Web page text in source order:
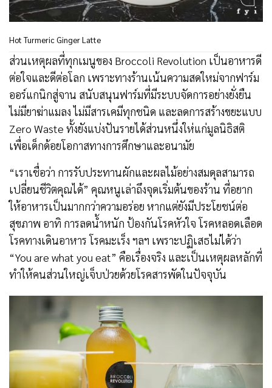
Hot Turmeric Ginger Latte
ส่วนเหตุผลที่ทุกเมนูของ Broccoli Revolution เป็นอาหารดี
ต่อใจและดีต่อโลก เพราะทางร้านเน้นความสดใหม่จากฟาร์ม
ออร์แกนิกสู่จาน สนับสนุนฟาร์มที่มีระบบจัดการอย่างยั่งยืน
ไม่มียาฆ่าแมลง ไม่มีสารเคมีทุกชนิด และลดการสร้างขยะแบบ
Zero Waste ทั้งยังแบ่งปันรายได้ส่วนหนึ่งให่แก่มูลนิธิสติ
เพื่อเด็กด้อยโอกาสทางการศึกษาและอนามัย
“เราเชื่อว่า การรับประทานผักและผลไม้อย่างสมดุลสามารถ
เปลี่ยนชีวิตคุณได้” คุณหนูเล่าถึงจุดเริ่มต้นของร้าน ที่อยาก
ให้อาหารเป็นมากกว่าความอร่อย หากแต่ยังมีประโยชน์ต่อ
สุขภาพ อาทิ การลดน้ำหนัก ป้องกันโรคหัวใจ โรคหลอดเลือด
โรคทางเดินอาหาร โรคมะเร็ง ฯลฯ เพราะปฏิเสธไม่ได้ว่า
“You are what you eat” คือเรื่องจริง และเป็นเหตุผลหลักที่
ทำให้คนส่วนใหญ่เจ็บป่วยด้วยโรคสารพัดในปัจจุบัน